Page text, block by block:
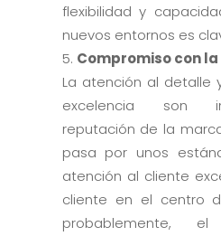
flexibilidad y
nuevos entornos es
Compromiso con
La atención al detalle
excelencia son
reputación de la
pasa por unos
atención al cliente
cliente en el centro
probablemente,